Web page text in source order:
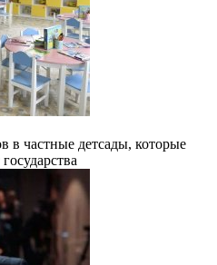
в частные детсады, которые